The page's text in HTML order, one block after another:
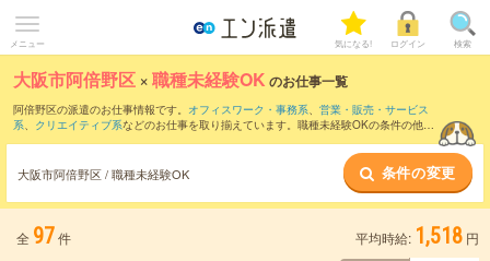
メニュー 気になる! ログイン 検索
大阪市阿倍野区 ×職種未経験OK のお仕事一覧
阿倍野区の派遣のお仕事情報です。 オフィスワーク・事務系、 営業・販売・サービス
系、 クリエイティブ系などのお仕事を取り揃えています。職種未経験OKの条件の他
大阪市阿倍野区 / 職種未経験OK 条件の変更
全 97件 平均時給: 1,518 円